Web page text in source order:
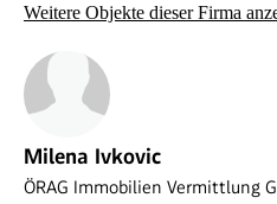
Weitere Objekte dieser Firma
Milena Ivkovic
ÖRAG Immobilien Vermittlung